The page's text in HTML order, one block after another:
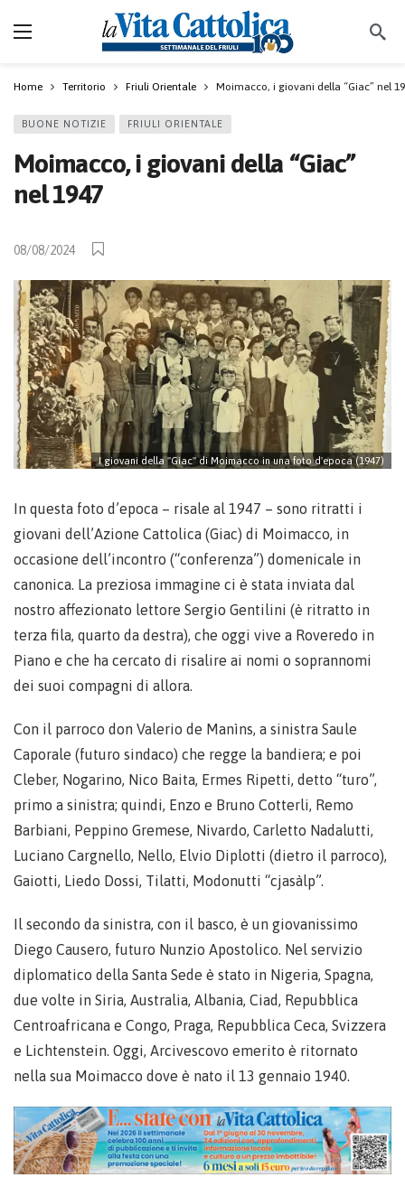
Home Territorio Friuli Orientale Moimacco, i giovani della “Giac” nel
BUONE NOTIZIE FRIULI ORIENTALE
Moimacco, i giovani della “Giac”
nel 1947
08/08/2024
I giovani della "Giac" di Moimacco in una foto d'epoca (1947)
In questa foto d’epoca – risale al 1947 – sono ritratti i
giovani dell’Azione Cattolica (Giac) di Moimacco, in
occasione dell’incontro (“conferenza”) domenicale in
canonica. La preziosa immagine ci è stata inviata dal
nostro affezionato lettore Sergio Gentilini (è ritratto in
terza fila, quarto da destra), che oggi vive a Roveredo in
Piano e che ha cercato di risalire ai nomi o soprannomi
dei suoi compagni di allora.
Con il parroco don Valerio de Manìns, a sinistra Saule
Caporale (futuro sindaco) che regge la bandiera; e poi
Cleber, Nogarino, Nico Baita, Ermes Ripetti, detto “turo”,
primo a sinistra; quindi, Enzo e Bruno Cotterli, Remo
Barbiani, Peppino Gremese, Nivardo, Carletto Nadalutti,
Luciano Cargnello, Nello, Elvio Diplotti (dietro il parroco),
Gaiotti, Liedo Dossi, Tilatti, Modonutti “cjasàlp”.
Il secondo da sinistra, con il basco, è un giovanissimo
Diego Causero, futuro Nunzio Apostolico. Nel servizio
diplomatico della Santa Sede è stato in Nigeria, Spagna,
due volte in Siria, Australia, Albania, Ciad, Repubblica
Centroafricana e Congo, Praga, Repubblica Ceca, Svizzera
e Lichtenstein. Oggi, Arcivescovo emerito è ritornato
nella sua Moimacco dove è nato il 13 gennaio 1940.